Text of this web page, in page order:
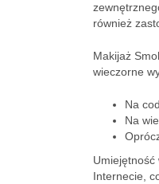
również
Makijaż
wieczorne
Na
Na
Internecie,